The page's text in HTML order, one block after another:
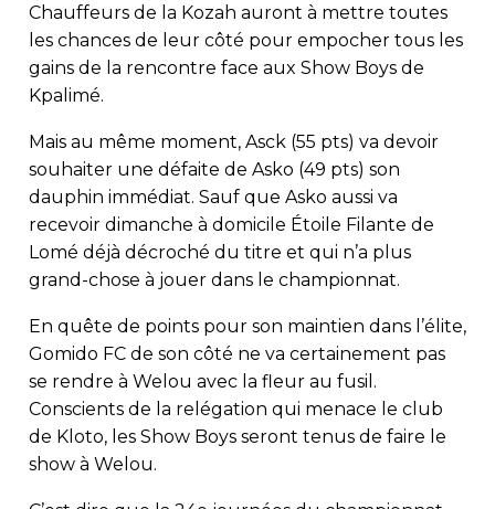
Chauffeurs de la Kozah auront à mettre toutes
les chances de leur côté pour empocher tous les
gains de la rencontre face aux Show Boys de
Kpalimé.
Mais au même moment, Asck (55 pts) va devoir
souhaiter une défaite de Asko (49 pts) son
dauphin immédiat. Sauf que Asko aussi va
recevoir dimanche à domicile Étoile Filante de
Lomé déjà décroché du titre et qui n’a plus
grand-chose à jouer dans le championnat.
En quête de points pour son maintien dans l’élite,
Gomido FC de son côté ne va certainement pas
se rendre à Welou avec la fleur au fusil.
Conscients de la relégation qui menace le club
de Kloto, les Show Boys seront tenus de faire le
show à Welou.